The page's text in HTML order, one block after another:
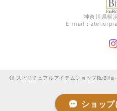
神奈川県横
E-mail：
スピリチュアルアイテムショップ
ショッ